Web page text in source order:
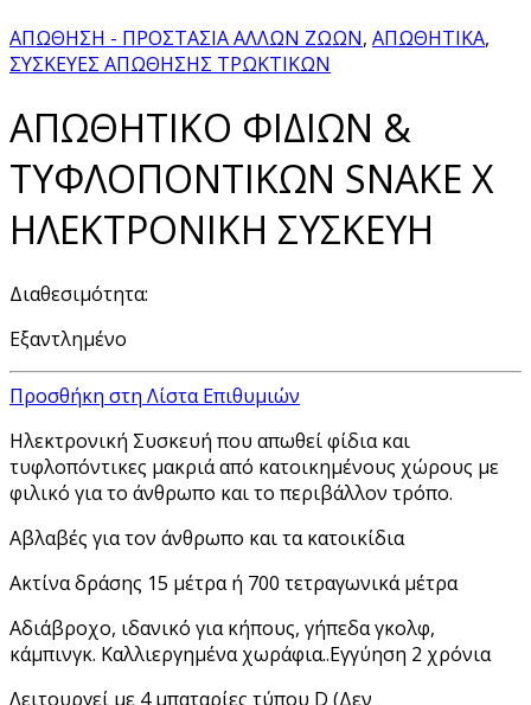
ΑΠΩΘΗΣΗ - ΠΡΟΣΤΑΣΙΑ ΑΛΛΩΝ ΖΩΩΝ, ΑΠΩΘΗΤΙΚΑ,
ΣΥΣΚΕΥΕΣ ΑΠΩΘΗΣΗΣ ΤΡΩΚΤΙΚΩΝ
AΠΩΘΗΤΙΚΟ ΦΙΔΙΩΝ &
ΤΥΦΛΟΠΟΝΤΙΚΩΝ SNAKE X
ΗΛΕΚΤΡΟΝΙΚΗ ΣΥΣΚΕΥΗ
Διαθεσιμότητα:
Εξαντλημένο
Προσθήκη στη Λίστα Επιθυμιών
Ηλεκτρονική Συσκευή που απωθεί φίδια και
τυφλοπόντικες μακριά από κατοικημένους χώρους με
φιλικό για το άνθρωπο και το περιβάλλον τρόπο.
Αβλαβές για τον άνθρωπο και τα κατοικίδια
Ακτίνα δράσης 15 μέτρα ή 700 τετραγωνικά μέτρα
Αδιάβροχο, ιδανικό για κήπους, γήπεδα γκολφ,
κάμπινγκ. Καλλιεργημένα χωράφια..Εγγύηση 2 χρόνια
Λειτουργεί με 4 μπαταρίες τύπου D (Δεν